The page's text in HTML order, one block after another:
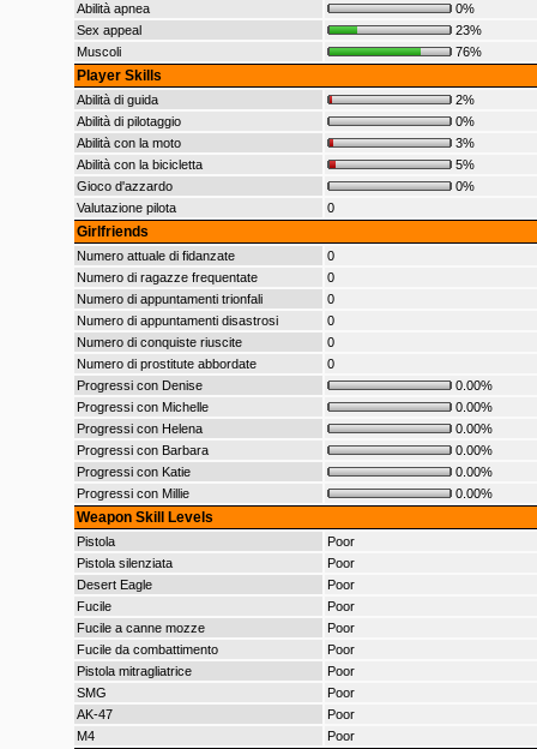
Abilità apnea
0%
Sex appeal
23%
Muscoli
76%
Player Skills
Abilità di guida
2%
Abilità di pilotaggio
0%
Abilità con la moto
3%
Abilità con la bicicletta
5%
Gioco d'azzardo
0%
Valutazione pilota
0
Girlfriends
Numero attuale di fidanzate
0
Numero di ragazze frequentate
0
Numero di appuntamenti trionfali
0
Numero di appuntamenti disastrosi
0
Numero di conquiste riuscite
0
Numero di prostitute abbordate
0
Progressi con Denise
0.00%
Progressi con Michelle
0.00%
Progressi con Helena
0.00%
Progressi con Barbara
0.00%
Progressi con Katie
0.00%
Progressi con Millie
0.00%
Weapon Skill Levels
Pistola
Poor
Pistola silenziata
Poor
Desert Eagle
Poor
Fucile
Poor
Fucile a canne mozze
Poor
Fucile da combattimento
Poor
Pistola mitragliatrice
Poor
SMG
Poor
AK-47
Poor
M4
Poor